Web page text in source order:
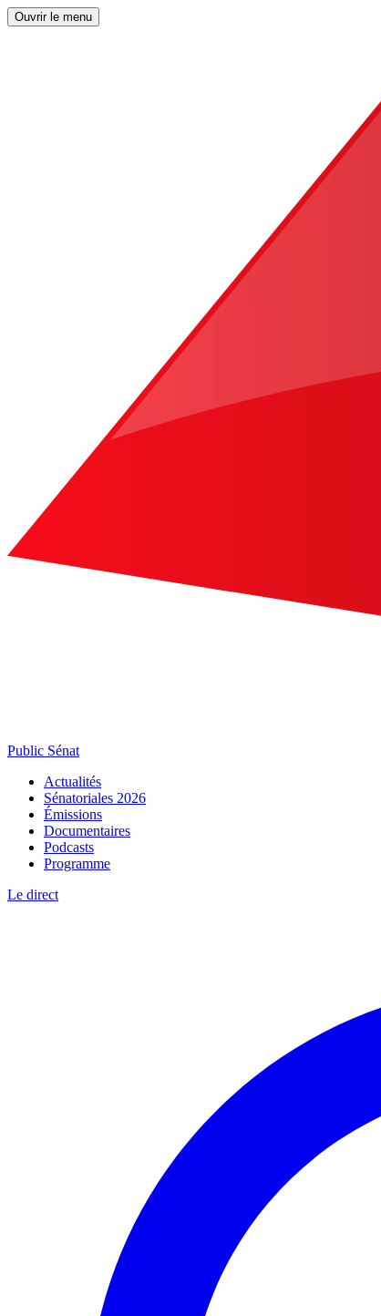
Ouvrir le menu
Public Sénat
Actualités
Sénatoriales 2026
Émissions
Documentaires
Podcasts
Programme
Le direct